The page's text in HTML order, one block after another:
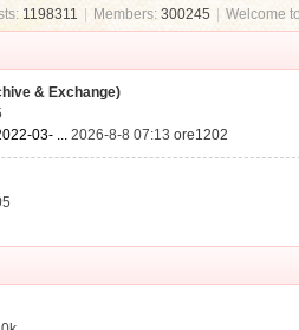
1198311 Members: 300245 Welcome
& Exchange)
03- ... 2026-8-8 07:13 ore1202